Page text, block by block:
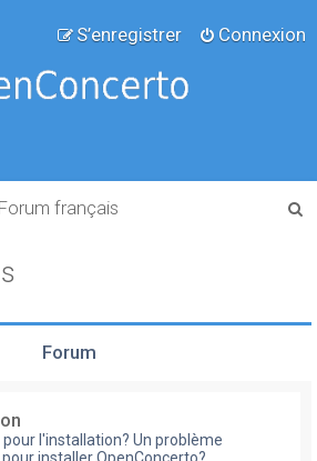
Connexion
S’enregistrer
Forum français
e
Forum
pour l'installation? Un problème